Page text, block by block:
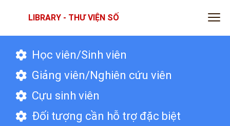
LIBRARY - THƯ VIỆN SỐ
Học viên/Sinh viên
Giảng viên/Nghiên cứu viên
Cựu sinh viên
Đối tượng cần hỗ trợ đặc biệt